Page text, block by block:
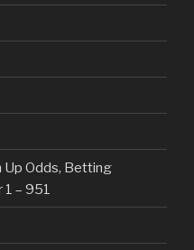
Up Odds, Betting
1 – 951